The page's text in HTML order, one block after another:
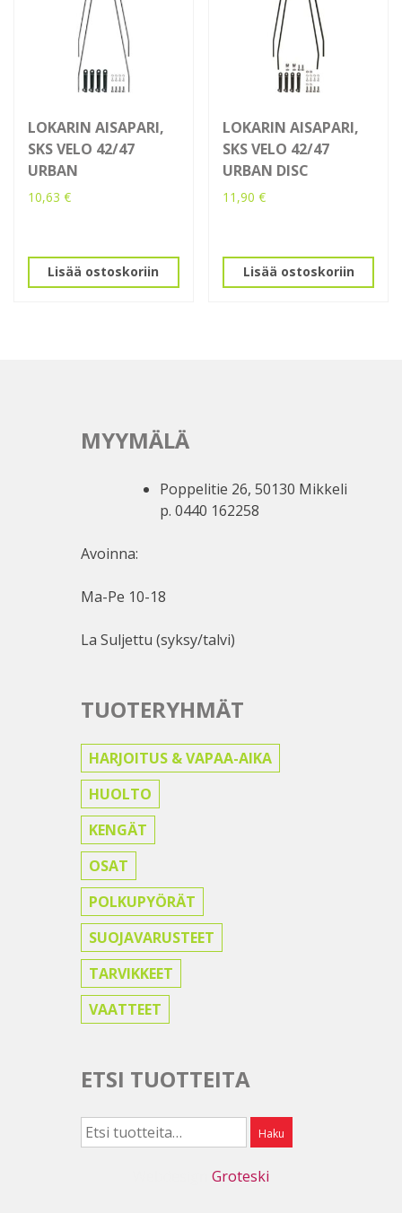
LOKARIN AISAPARI,
SKS VELO 42/47
URBAN
10,63 €
Lisää ostoskoriin
LOKARIN AISAPARI,
SKS VELO 42/47
URBAN DISC
11,90€
Lisää ostoskoriin
MYYMÄLÄ
Poppelitie 26, 50130 Mikkeli
p. 0440 162258
Avoinna:
Ma-Pe 10-18
La Suljettu (syksy/talvi)
TUOTERYHMÄT
HARJOITUS & VAPAA-AIKA
HUOLTO
KENGÄT
OSAT
POLKUPYÖRÄT
SUOJAVARUSTEET
TARVIKKEET
VAATTEET
ETSI TUOTTEITA
Etsi: Haku
Groteski